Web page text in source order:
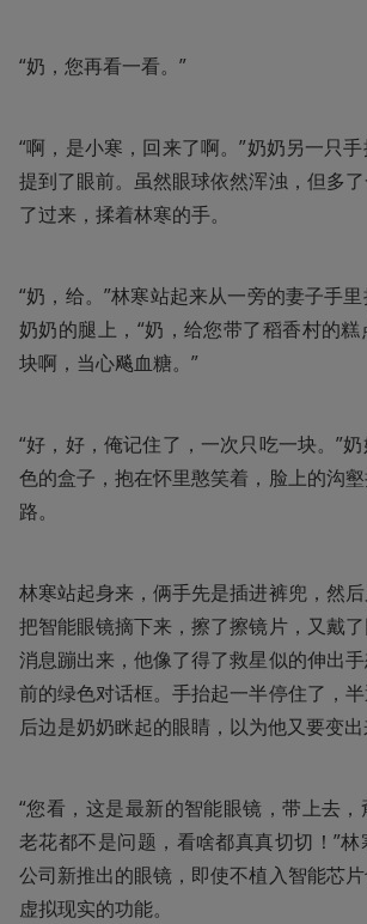
“奶，您再看一看。”
“啊，是小寒，回来了啊。”奶奶另一只
提到了眼前。虽然眼球依然浑浊，但多
了过来，揉着林寒的手。
“奶，给。”林寒站起来从一旁的妻子手
奶奶的腿上，“奶，给您带了稻香村的
块啊，当心飚血糖。”
“好，好，俺记住了，一次只吃一块。”
色的盒子，抱在怀里憨笑着，脸上的沟
路。
林寒站起身来，俩手先是插进裤兜，然
把智能眼镜摘下来，擦了擦镜片，又戴
消息蹦出来，他像了得了救星似的伸出
前的绿色对话框。手抬起一半停住了，
后边是奶奶眯起的眼睛，以为他又要变出
“您看，这是最新的智能眼镜，带上去
老花都不是问题，看啥都真真切切！”
公司新推出的眼镜，即使不植入智能芯
虚拟现实的功能。